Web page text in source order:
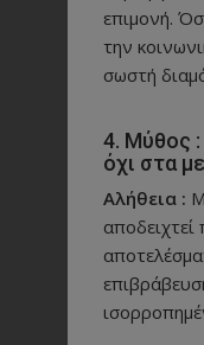
επιμονή.
την
σωστή
4. Μύθος :
όχι στα
Αλήθεια :